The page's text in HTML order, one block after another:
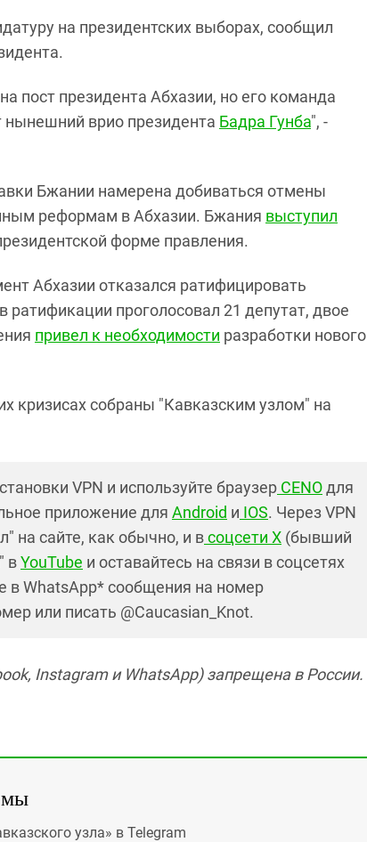
на президентских выборах, сообщил
пост президента Абхазии, но его команда
нынешний врио президента Бадра Гунба", -
Бжании намерена добиваться отмены
реформам в Абхазии. Бжания выступил
форме правления.
Абхазии отказался ратифицировать
проголосовал 21 депутат, двое
привел к необходимости разработки нового
кризисах собраны "Кавказским узлом" на
VPN и используйте браузер CENOдля
приложение для Android и IOS. Через VPN
на сайте, как обычно, и всоцсети X (бывший
вYouTube и оставайтесь на связи в соцсетях
в WhatsApp* сообщения на номер
или писать @Caucasian_Knot.
Instagram и WhatsApp) запрещена в России.
узла» в Telegram